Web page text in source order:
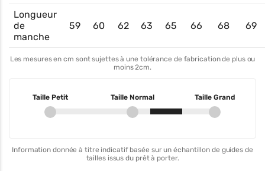
Longueur
de
manche
59 60 62 63 65 66 68 69
Les mesures en cm sont sujettes à une tolérance de fabrication de plus ou
moins 2cm.
Taille Petit Taille Normal Taille Grand
Information donnée à titre indicatif basée sur un échantillon de guides de
tailles issus du prêt à porter.